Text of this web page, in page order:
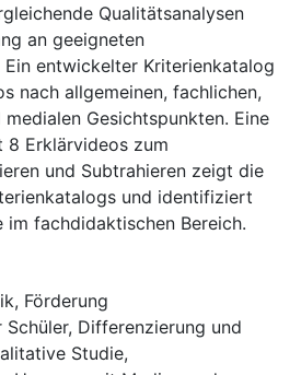
Qualitätsanalysen
an geeigneten
Ein entwickelter Kriterienkatalog
nach allgemeinen, fachlichen,
Gesichtspunkten. Eine
8 Erklärvideos zum
und Subtrahieren zeigt die
und identifiziert
im fachdidaktischen Bereich.
, Förderung
Schüler, Differenzierung und
Studie,